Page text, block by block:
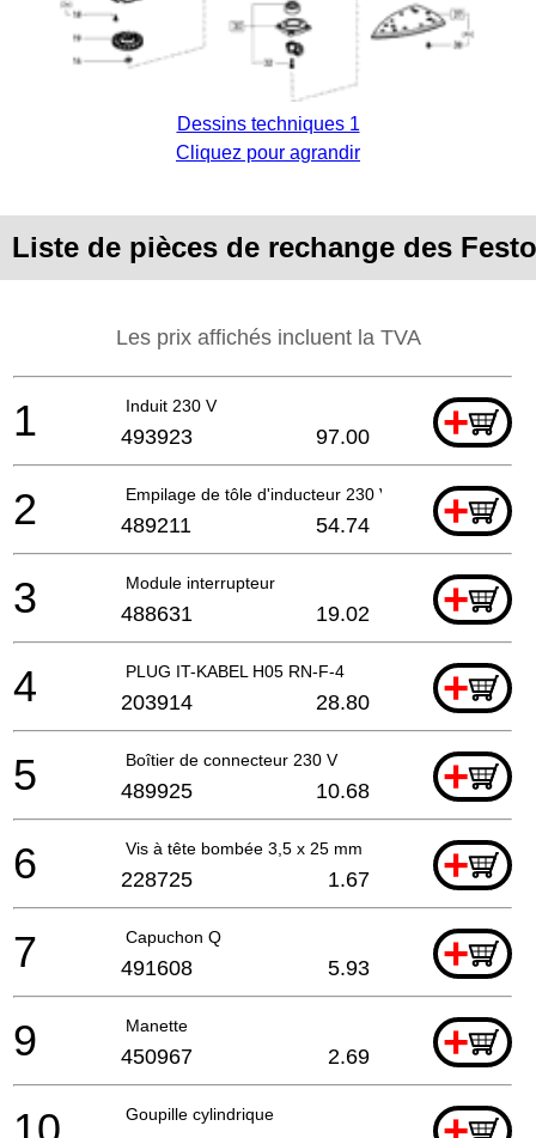
Dessins techniques 1
Cliquez pour agrandir
Liste de pièces de rechange des
Les prix affichés incluent la TVA
Induit 230 V +
1 493923 97.00
Empilage de tôle d'inducteur 230 V +
2 489211 54.74
Module interrupteur +
3 488631 19.02
PLUG IT-KABEL H05 RN-F-4 +
4 203914 28.80
Boîtier de connecteur 230 V +
5 489925 10.68
Vis à tête bombée 3,5 x 25 mm +
6 228725 1.67
Capuchon Q +
7 491608 5.93
Manette +
9 450967 2.69
Goupille cylindrique